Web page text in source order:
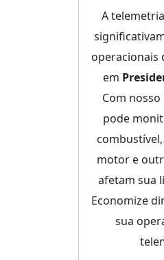
A
operacionais
em
Com
pode
motor e
afetam sua
Economize
sua